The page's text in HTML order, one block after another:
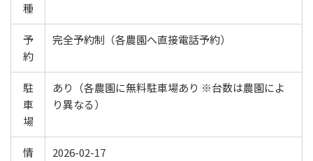
種
予
約
完全予約制（各農園へ直接電話予約）
駐
車
場
あり（各農園に無料駐車場あり ※台数は農園によ
り異なる）
情
2026-02-17